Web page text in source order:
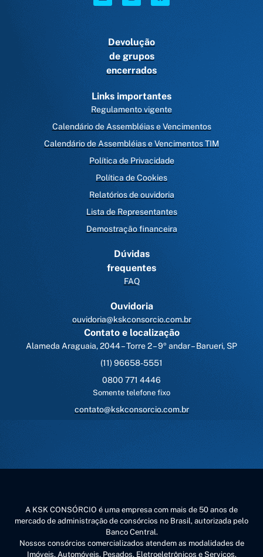
Devolução
de grupos
encerrados
Links importantes
Regulamento vigente
Calendário de Assembléias e Vencimentos
Calendário de Assembléias e Vencimentos TIM
Política de Privacidade
Política de Cookies
Relatórios de ouvidoria
Lista de Representantes
Demostração financeira
Dúvidas
frequentes
FAQ
Ouvidoria
ouvidoria@kskconsorcio.com.br
Contato e localização
Alameda Araguaia, 2044 – Torre 2 – 9º andar – Barueri, SP
(11) 96658-5551
0800 771 4446
Somente telefone fixo
contato@kskconsorcio.com.br
A KSK CONSÓRCIO é uma empresa com mais de 50 anos de
mercado de administração de consórcios no Brasil, autorizada pelo
Banco Central.
Nossos consórcios comercializados atendem as modalidades de
Imóveis, Automóveis, Pesados, Eletroeletrônicos e Serviços.